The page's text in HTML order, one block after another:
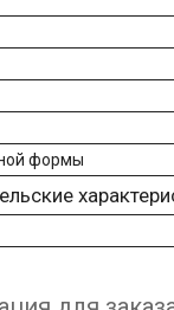
формы